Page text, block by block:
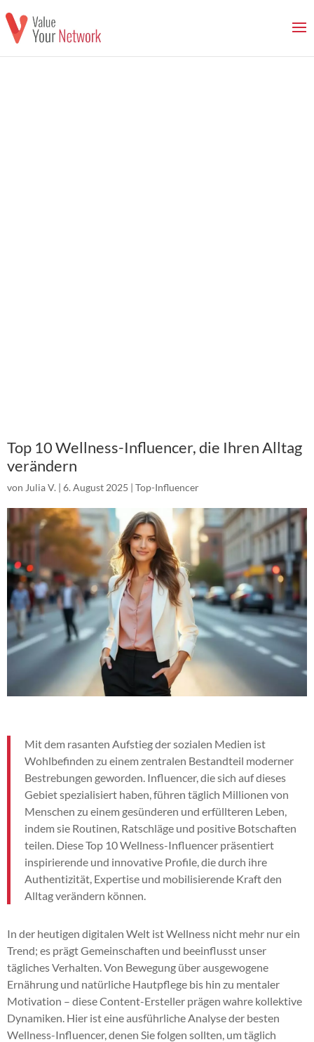
Top 10 Wellness-Influencer, die Ihren Alltag
verändern
von Julia V. | 6. August 2025 | Top-Influencer
Mit dem rasanten Aufstieg der sozialen Medien ist
Wohlbefinden zu einem zentralen Bestandteil moderner
Bestrebungen geworden. Influencer, die sich auf dieses
Gebiet spezialisiert haben, führen täglich Millionen von
Menschen zu einem gesünderen und erfüllteren Leben,
indem sie Routinen, Ratschläge und positive Botschaften
teilen. Diese Top 10 Wellness-Influencer präsentiert
inspirierende und innovative Profile, die durch ihre
Authentizität, Expertise und mobilisierende Kraft den
Alltag verändern können.
In der heutigen digitalen Welt ist Wellness nicht mehr nur ein
Trend; es prägt Gemeinschaften und beeinflusst unser
tägliches Verhalten. Von Bewegung über ausgewogene
Ernährung und natürliche Hautpflege bis hin zu mentaler
Motivation – diese Content-Ersteller prägen wahre kollektive
Dynamiken. Hier ist eine ausführliche Analyse der besten
Wellness-Influencer, denen Sie folgen sollten, um täglich